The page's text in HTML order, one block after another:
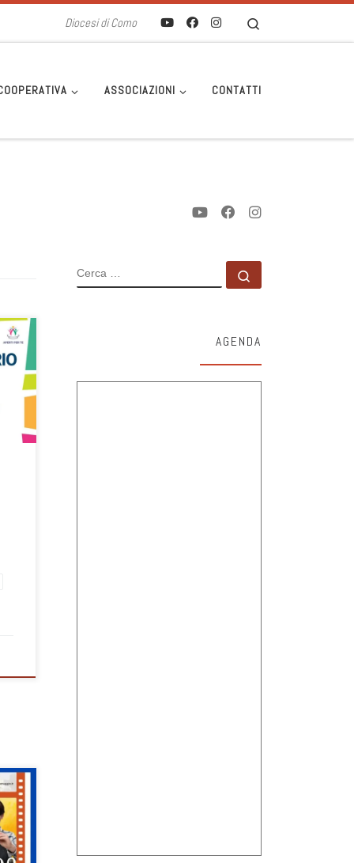
Diocesi di Como
ASSOCIAZIONI CONTATTI
CERCA
AGENDA